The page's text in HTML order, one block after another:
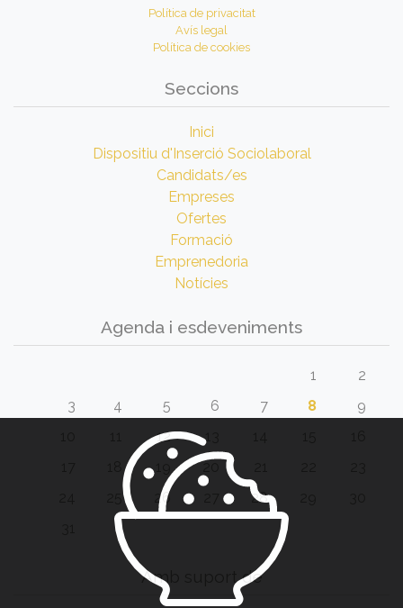
Política de privacitat
Avís legal
Política de cookies
Seccions
Inici
Dispositiu d'Inserció Sociolaboral
Candidats/es
Empreses
Ofertes
Formació
Emprenedoria
Notícies
Agenda i esdeveniments
1
2
3
4 5 6 7 8
9
12 13
20
26 28
Amb suport de